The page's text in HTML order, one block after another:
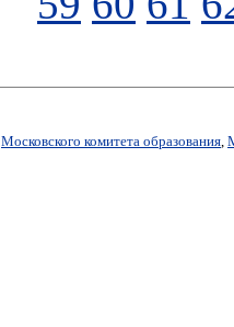
Московского комитета образования,